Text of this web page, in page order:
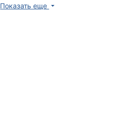
Показать еще